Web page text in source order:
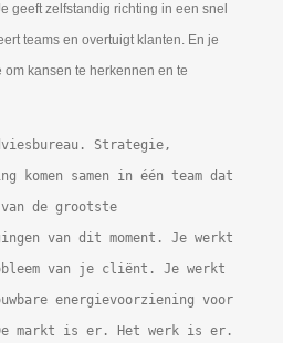
geeft zelfstandig richting in een snel
teams en overtuigt klanten. En je
kansen te herkennen en te
Strategie,
komen samen in één team dat
de grootste
van dit moment. Je werkt
van je cliënt. Je werkt
energievoorziening voor
markt is er. Het werk is er.